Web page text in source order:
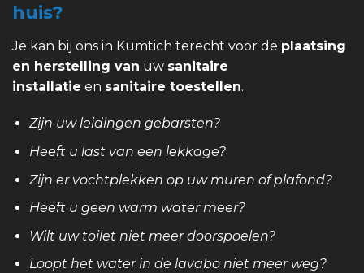
huis?
Je kan bij ons in Kumtich terecht voor de plaatsing
en herstelling van uw sanitaire
installatie en sanitaire toestellen.
Zijn uw leidingen gebarsten?
Heeft u last van een lekkage?
Zijn er vochtplekken op uw muren of plafond?
Heeft u geen warm water meer?
Wilt uw toilet niet meer doorspoelen?
Loopt het water in de lavabo niet meer weg?